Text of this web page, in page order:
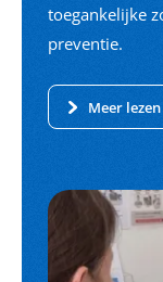
toegankelijke
preventie.
Meer lezen